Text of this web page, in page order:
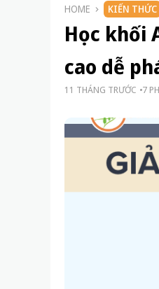
HOME KIẾN THỨC
Học khối
cao dễ
11 THÁNG TRƯỚC 7